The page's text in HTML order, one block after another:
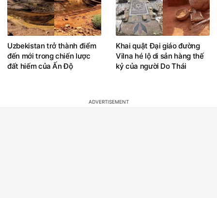
Uzbekistan trở thành điểm
đến mới trong chiến lược
đất hiếm của Ấn Độ
Khai quật Đại giáo đường
Vilna hé lộ di sản hàng thế
kỷ của người Do Thái